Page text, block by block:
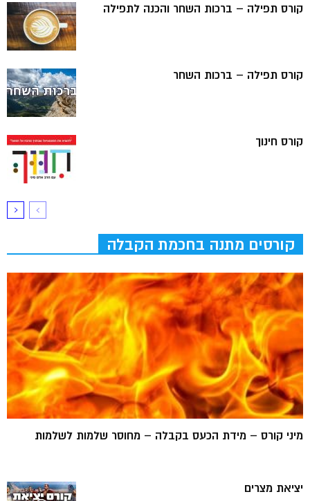
קורס תפילה – ברכות השחר והכנה לתפילה
קורס תפילה – ברכות השחר
קורס חינוך
קורסים מתנה בחכמת הקבלה
מיני קורס – מידת הכעס בקבלה – מחוסר שלמות לשלמות
יציאת מצרים